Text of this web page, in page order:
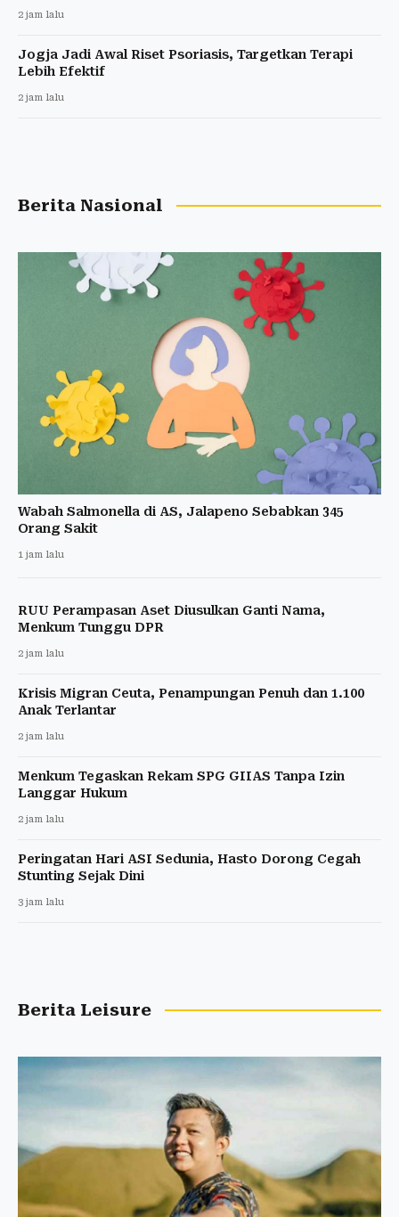
2 jam lalu
Jogja Jadi Awal Riset Psoriasis, Targetkan Terapi
Lebih Efektif
2 jam lalu
Berita Nasional
Wabah Salmonella di AS, Jalapeno Sebabkan 345
Orang Sakit
1 jam lalu
RUU Perampasan Aset Diusulkan Ganti Nama,
Menkum Tunggu DPR
2 jam lalu
Krisis Migran Ceuta, Penampungan Penuh dan 1.100
Anak Terlantar
2 jam lalu
Menkum Tegaskan Rekam SPG GIIAS Tanpa Izin
Langgar Hukum
2 jam lalu
Peringatan Hari ASI Sedunia, Hasto Dorong Cegah
Stunting Sejak Dini
3 jam lalu
Berita Leisure